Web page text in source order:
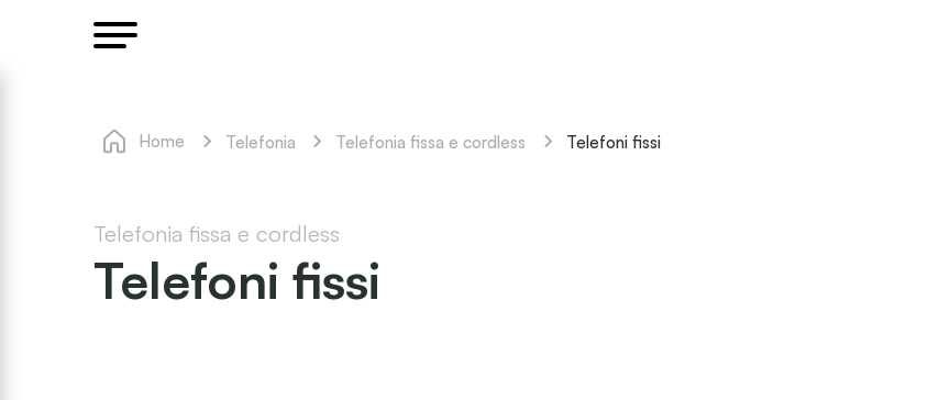
Home Telefonia Telefonia fissa e cordless Telefoni fissi
Telefonia fissa e cordless
Telefoni fissi